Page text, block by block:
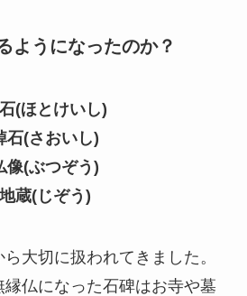
ようになったのか？
(ほとけいし)
石(さおいし)
像(ぶつぞう)
地蔵(じぞう)
大切に扱われてきました。
仏になった石碑はお寺や墓